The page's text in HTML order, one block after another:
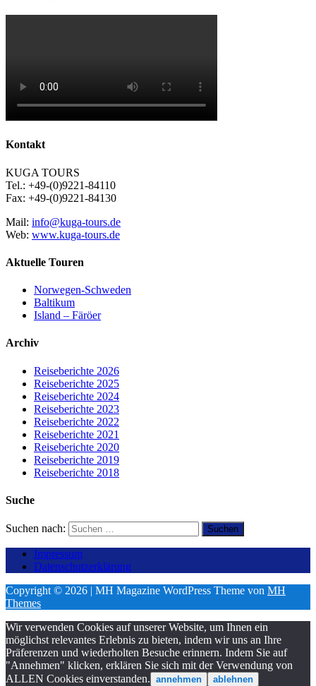
Kontakt
KUGA TOURS
Tel.: +49-(0)9221-84110
Fax: +49-(0)9221-84130
Mail: info@kuga-tours.de
Web: www.kuga-tours.de
Aktuelle Touren
Norwegen-Schweden
Baltikum
Island – Färöer
Archiv
Reiseberichte 2026
Reiseberichte 2025
Reiseberichte 2024
Reiseberichte 2023
Reiseberichte 2022
Reiseberichte 2021
Reiseberichte 2020
Reiseberichte 2019
Reiseberichte 2018
Suche
Suchen nach:
Impressum
Datenschutzerklärung
Copyright © 2026 | MH Magazine WordPress Theme von MH
Themes
Wir verwenden Cookies auf unserer Website, um Ihnen ein
möglichst relevantes Erlebnis zu bieten, indem wir uns an Ihre
Präferenzen und wiederholten Besuche erinnern. Indem Sie auf
"Annehmen" klicken, erklären Sie sich mit der Verwendung von
ALLEN Cookies einverstanden. annehmen ablehnen